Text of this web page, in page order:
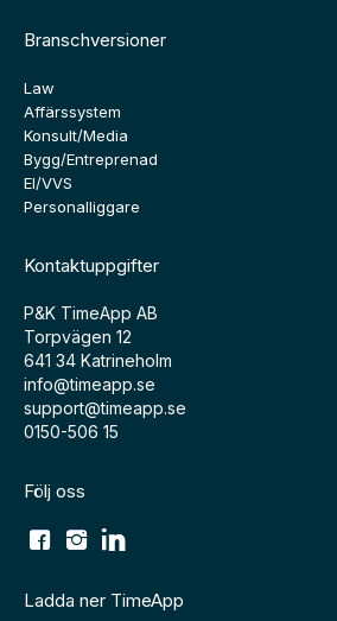
Branschversioner
Law
Affärssystem
Konsult/Media
Bygg/Entreprenad
El/VVS
Personalliggare
Kontaktuppgifter
P&K TimeApp AB
Torpvägen 12
641 34 Katrineholm
info@timeapp.se
support@timeapp.se
0150-506 15
Följ oss
Ladda ner TimeApp